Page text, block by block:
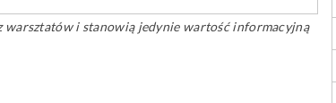
warsztatów i stanowią jedynie wartość informacyjną